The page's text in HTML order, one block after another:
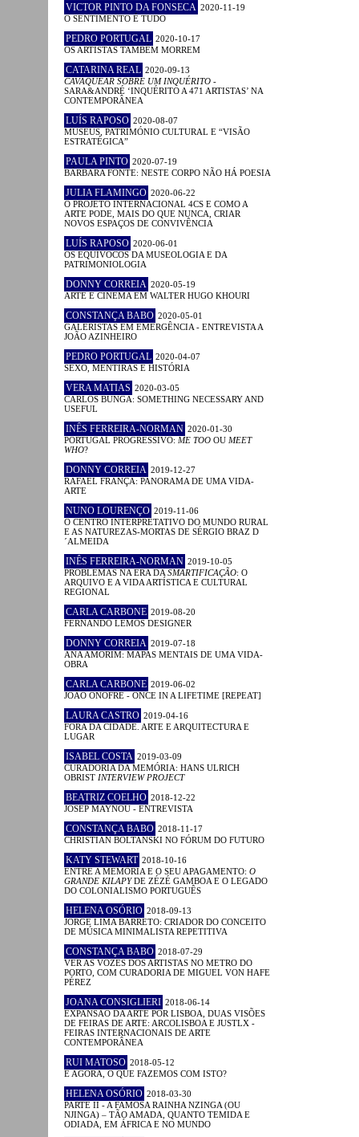
VICTOR PINTO DA FONSECA 2020-11-19
O SENTIMENTO É TUDO
PEDRO PORTUGAL 2020-10-17
OS ARTISTAS TAMBÉM MORREM
CATARINA REAL 2020-09-13
CAVAQUEAR SOBRE UM INQUÉRITO -
SARA&ANDRÉ ‘INQUÉRITO A 471 ARTISTAS’ NA
CONTEMPORÂNEA
LUÍS RAPOSO 2020-08-07
MUSEUS, PATRIMÓNIO CULTURAL E “VISÃO
ESTRATÉGICA”
PAULA PINTO 2020-07-19
BÁRBARA FONTE: NESTE CORPO NÃO HÁ POESIA
JULIA FLAMINGO 2020-06-22
O PROJETO INTERNACIONAL 4CS E COMO A
ARTE PODE, MAIS DO QUE NUNCA, CRIAR
NOVOS ESPAÇOS DE CONVIVÊNCIA
LUÍS RAPOSO 2020-06-01
OS EQUÍVOCOS DA MUSEOLOGIA E DA
PATRIMONIOLOGIA
DONNY CORREIA 2020-05-19
ARTE E CINEMA EM WALTER HUGO KHOURI
CONSTANÇA BABO 2020-05-01
GALERISTAS EM EMERGÊNCIA - ENTREVISTA A
JOÃO AZINHEIRO
PEDRO PORTUGAL 2020-04-07
SEXO, MENTIRAS E HISTÓRIA
VERA MATIAS 2020-03-05
CARLOS BUNGA: SOMETHING NECESSARY AND
USEFUL
INÊS FERREIRA-NORMAN 2020-01-30
PORTUGAL PROGRESSIVO: ME TOO OU MEET
WHO?
DONNY CORREIA 2019-12-27
RAFAEL FRANÇA: PANORAMA DE UMA VIDA-
ARTE
NUNO LOURENÇO 2019-11-06
O CENTRO INTERPRETATIVO DO MUNDO RURAL
E AS NATUREZAS-MORTAS DE SÉRGIO BRAZ D
´ALMEIDA
INÊS FERREIRA-NORMAN 2019-10-05
PROBLEMAS NA ERA DA SMARTIFICAÇÃO: O
ARQUIVO E A VIDA ARTÍSTICA E CULTURAL
REGIONAL
CARLA CARBONE 2019-08-20
FERNANDO LEMOS DESIGNER
DONNY CORREIA 2019-07-18
ANA AMORIM: MAPAS MENTAIS DE UMA VIDA-
OBRA
CARLA CARBONE 2019-06-02
JOÃO ONOFRE - ONCE IN A LIFETIME [REPEAT]
LAURA CASTRO 2019-04-16
FORA DA CIDADE. ARTE E ARQUITECTURA E
LUGAR
ISABEL COSTA 2019-03-09
CURADORIA DA MEMÓRIA: HANS ULRICH
OBRIST INTERVIEW PROJECT
BEATRIZ COELHO 2018-12-22
JOSEP MAYNOU - ENTREVISTA
CONSTANÇA BABO 2018-11-17
CHRISTIAN BOLTANSKI NO FÓRUM DO FUTURO
KATY STEWART 2018-10-16
ENTRE A MEMÓRIA E O SEU APAGAMENTO: O
GRANDE KILAPYDE ZÉZÉ GAMBOA E O LEGADO
DO COLONIALISMO PORTUGUÊS
HELENA OSÓRIO 2018-09-13
JORGE LIMA BARRETO: CRIADOR DO CONCEITO
DE MÚSICA MINIMALISTA REPETITIVA
CONSTANÇA BABO 2018-07-29
VER AS VOZES DOS ARTISTAS NO METRO DO
PORTO, COM CURADORIA DE MIGUEL VON HAFE
PÉREZ
JOANA CONSIGLIERI 2018-06-14
EXPANSÃO DA ARTE POR LISBOA, DUAS VISÕES
DE FEIRAS DE ARTE: ARCOLISBOA E JUSTLX -
FEIRAS INTERNACIONAIS DE ARTE
CONTEMPORÂNEA
RUI MATOSO 2018-05-12
E AGORA, O QUE FAZEMOS COM ISTO?
HELENA OSÓRIO 2018-03-30
PARTE II - A FAMOSA RAINHA NZINGA (OU
NJINGA) – TÃO AMADA, QUANTO TEMIDA E
ODIADA, EM ÁFRICA E NO MUNDO